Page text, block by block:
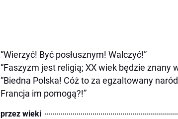
“Wierzyć! Być posłusznym! Walczyć!”
“Faszyzm jest religią; XX wiek będzie znany
“Biedna Polska! Cóż to za egzaltowany
Francja im pomogą?!”
przez wieki